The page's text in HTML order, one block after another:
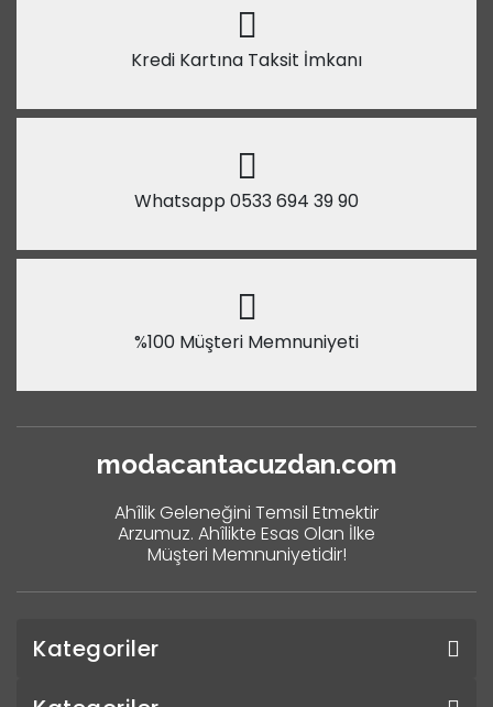
Kredi Kartına Taksit İmkanı
Whatsapp 0533 694 39 90
%100 Müşteri Memnuniyeti
modacantacuzdan.com
Ahîlik Geleneğini Temsil Etmektir
Arzumuz. Ahîlikte Esas Olan İlke
Müşteri Memnuniyetidir!
Kategoriler